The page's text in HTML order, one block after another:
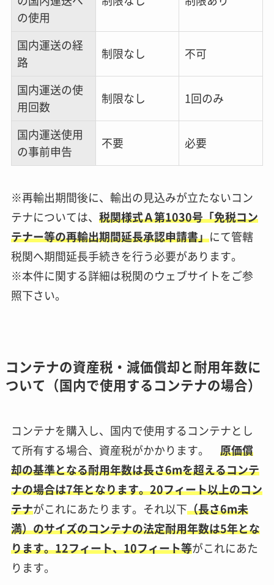
の使用
国内運送の経
路
制限なし 不可
国内運送の使
用回数
制限なし 1回のみ
国内運送使用
の事前申告
不要 必要
※再輸出期間後に、輸出の見込みが立たないコン
テナについては、 税関様式Ａ第1030号「免税コン
テナー等の再輸出期間延長承認申請書」にて管轄
税関へ期間延長手続きを行う必要があります。
※本件に関する詳細は税関のウェブサイトをご参
照下さい。
コンテナの資産税・減価償却と耐用年数に
ついて（国内で使用するコンテナの場合）
コンテナを購入し、国内で使用するコンテナとし
て所有する場合、資産税がかかります。 原価償
却の基準となる耐用年数は長さ6mを超えるコンテ
ナの場合は7年となります。20フィート以上のコン
テナがこれにあたります。それ以下（長さ6m未
満）のサイズのコンテナの法定耐用年数は5年とな
ります。12フィート、10フィート等がこれにあた
ります。